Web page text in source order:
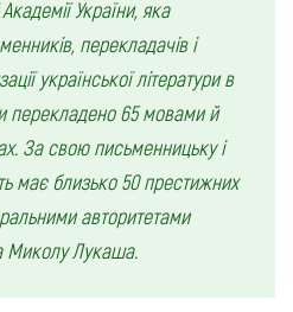
України, яка
перекладачів і
української літератури в
перекладено 65 мовами й
За свою письменницьку і
має близько 50 престижних
авторитетами
Миколу Лукаша.